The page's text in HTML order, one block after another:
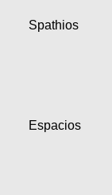
Spathios
Espacios